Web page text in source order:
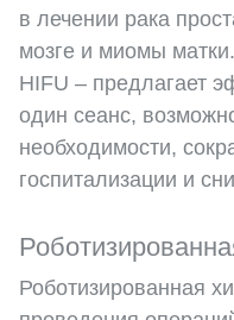
в лечении рака
мозге и миомы
HIFU – предлагает
один сеанс,
необходимости,
госпитализации и
Роботизированная